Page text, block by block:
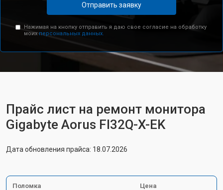
Отправить заявку
Нажимая на кнопку отправить я даю свое согласие на обработку
моих персональных данных.
Прайс лист на ремонт монитора
Gigabyte Aorus FI32Q-X-EK
Дата обновления прайса: 18.07.2026
Поломка Цена